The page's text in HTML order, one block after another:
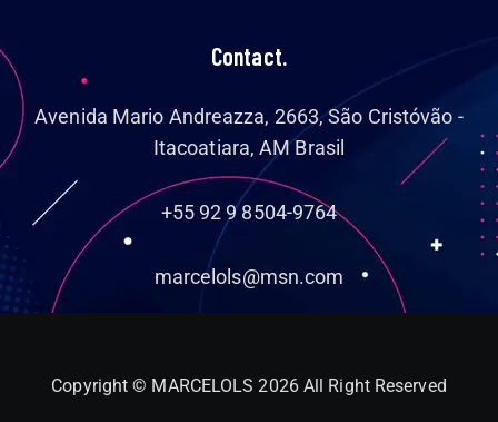
Contact.
Avenida Mario Andreazza, 2663, São Cristóvão -
Itacoatiara, AM Brasil
+55 92 9 8504-9764
marcelols@msn.com
Copyright © MARCELOLS 2026 All Right Reserved